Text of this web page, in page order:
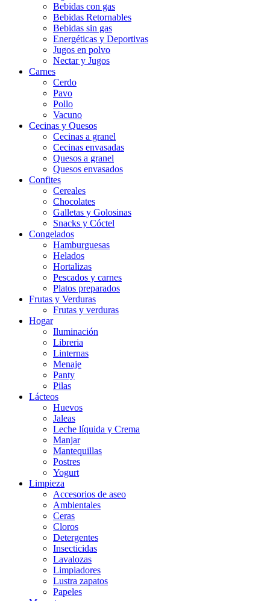
Bebidas con gas
Bebidas Retornables
Bebidas sin gas
Energéticas y Deportivas
Jugos en polvo
Nectar y Jugos
Carnes
Cerdo
Pavo
Pollo
Vacuno
Cecinas y Quesos
Cecinas a granel
Cecinas envasadas
Quesos a granel
Quesos envasados
Confites
Cereales
Chocolates
Galletas y Golosinas
Snacks y Cóctel
Congelados
Hamburguesas
Helados
Hortalizas
Pescados y carnes
Platos preparados
Frutas y Verduras
Frutas y verduras
Hogar
Iluminación
Libreria
Linternas
Menaje
Panty
Pilas
Lácteos
Huevos
Jaleas
Leche líquida y Crema
Manjar
Mantequillas
Postres
Yogurt
Limpieza
Accesorios de aseo
Ambientales
Ceras
Cloros
Detergentes
Insecticidas
Lavalozas
Limpiadores
Lustra zapatos
Papeles